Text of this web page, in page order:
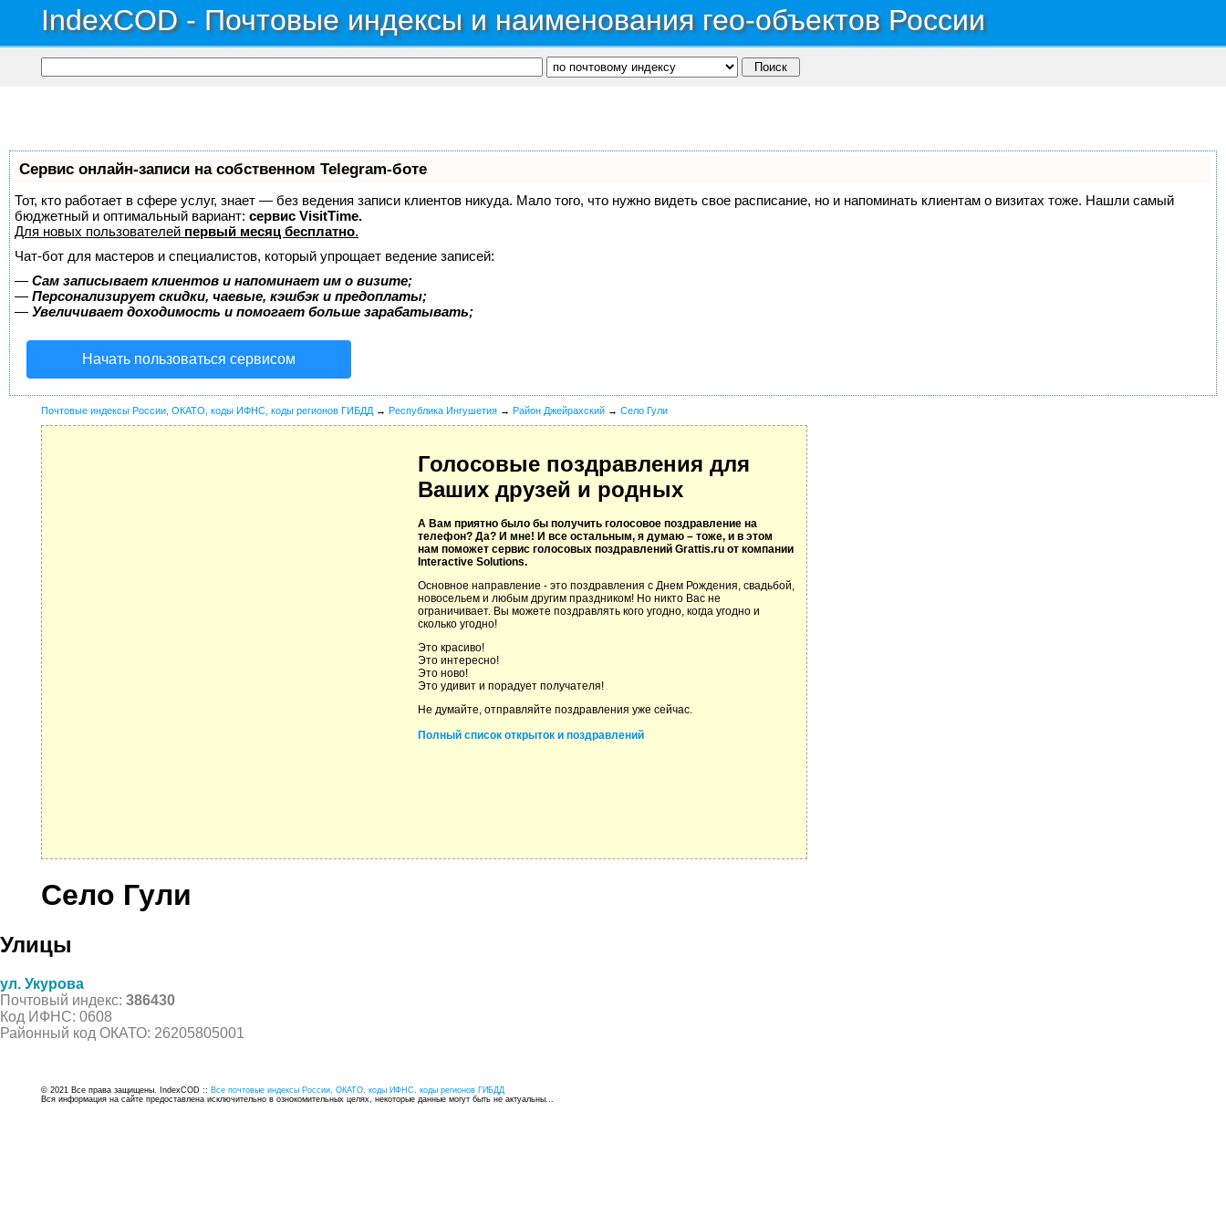
IndexCOD - Почтовые индексы и наименования гео-объектов России
Сервис онлайн-записи на собственном Telegram-боте
Тот, кто работает в сфере услуг, знает — без ведения записи клиентов никуда. Мало того, что нужно видеть свое расписание, но и напоминать клиентам о визитах тоже. Нашли самый
бюджетный и оптимальный вариант: сервис VisitTime.
Для новых пользователей первый месяц бесплатно.
Чат-бот для мастеров и специалистов, который упрощает ведение записей:
— Сам записывает клиентов и напоминает им о визите;
— Персонализирует скидки, чаевые, кэшбэк и предоплаты;
— Увеличивает доходимость и помогает больше зарабатывать;
Начать пользоваться сервисом
Почтовые индексы России, ОКАТО, коды ИФНС, коды регионов ГИБДД → Республика Ингушетия → Район Джейрахский → Село Гули
Голосовые поздравления для
Ваших друзей и родных
А Вам приятно было бы получить голосовое поздравление на
телефон? Да? И мне! И все остальным, я думаю – тоже, и в этом
нам поможет сервис голосовых поздравлений Grattis.ru от компании
Interactive Solutions.
Основное направление - это поздравления с Днем Рождения, свадьбой,
новосельем и любым другим праздником! Но никто Вас не
ограничивает. Вы можете поздравлять кого угодно, когда угодно и
сколько угодно!
Это красиво!
Это интересно!
Это ново!
Это удивит и порадует получателя!
Не думайте, отправляйте поздравления уже сейчас.
Полный список открыток и поздравлений
Село Гули
Улицы
ул. Укурова
Почтовый индекс: 386430
Код ИФНС: 0608
Районный код ОКАТО: 26205805001
© 2021 Все права защищены. IndexCOD :: Все почтовые индексы России, ОКАТО, коды ИФНС, коды регионов ГИБДД
Вся информация на сайте предоставлена исключительно в ознокомительных целях, некоторые данные могут быть не актуальны...